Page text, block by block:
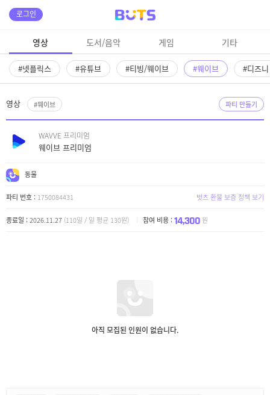
로그인
영상 도서/음악 게임 기타
#넷플릭스 #유튜브 #티빙/웨이브 #웨이브 #디즈
영상 #웨이브 파티 만들기
WAVVE 프리미엄
웨이브 프리미엄
동물
파티 번호 : 1750084431 벗츠 환불 보증 정책 보기
종료일 :2026.11.27 (110일 / 일 평균 130원) 참여 비용 :14,300원
아직 모집된 인원이 없습니다.